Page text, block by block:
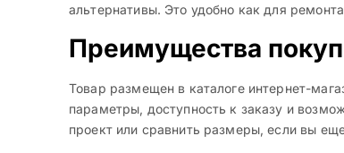
альтернативы. Это удобно как для
Преимущества
Товар размещен в каталоге интернет-
параметры, доступность к заказу и
проект или сравнить размеры, если вы